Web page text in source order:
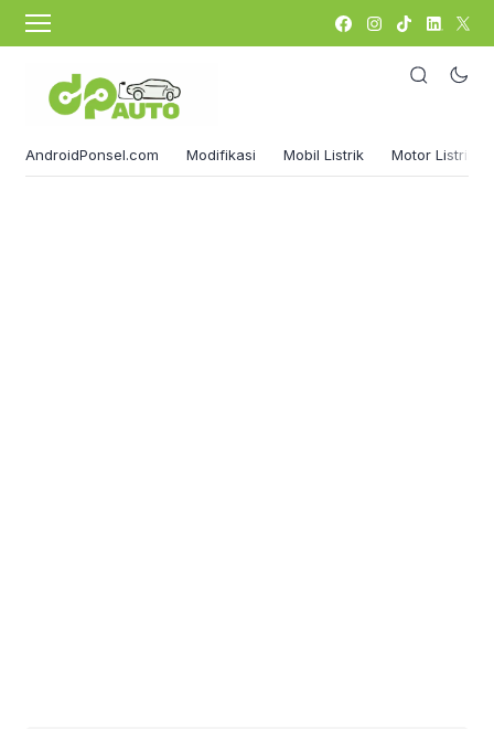
AndroidPonsel.com Modifikasi Mobil Listrik Motor Listrik